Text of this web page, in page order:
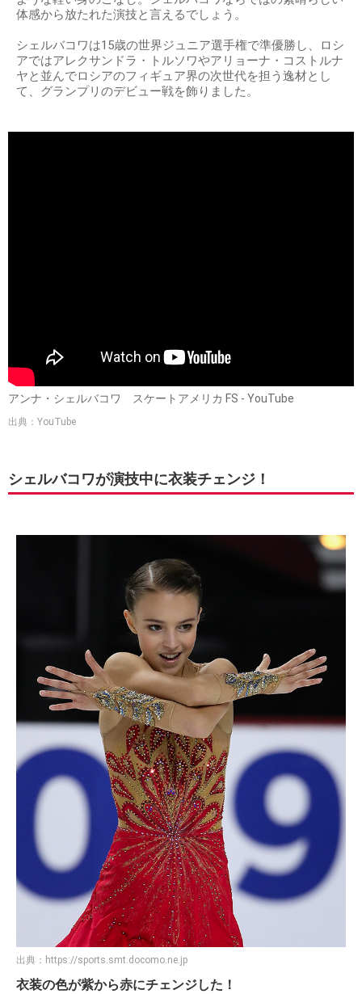
体感から放たれた演技と言えるでしょう。
シェルバコワは15歳の世界ジュニア選手権で準優勝し、ロシ
アではアレクサンドラ・トルソワやアリョーナ・コストルナ
ヤと並んでロシアのフィギュア界の次世代を担う逸材とし
て、グランプリのデビュー戦を飾りました。
アンナ・シェルバコワ スケートアメリカ FS - YouTube
出典：YouTube
シェルバコワが演技中に衣装チェンジ！
出典： https://sports.smt.docomo.ne.jp
衣装の色が紫から赤にチェンジした！